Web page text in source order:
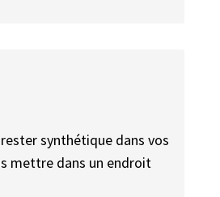
synthétique dans vos
mettre dans un endroit